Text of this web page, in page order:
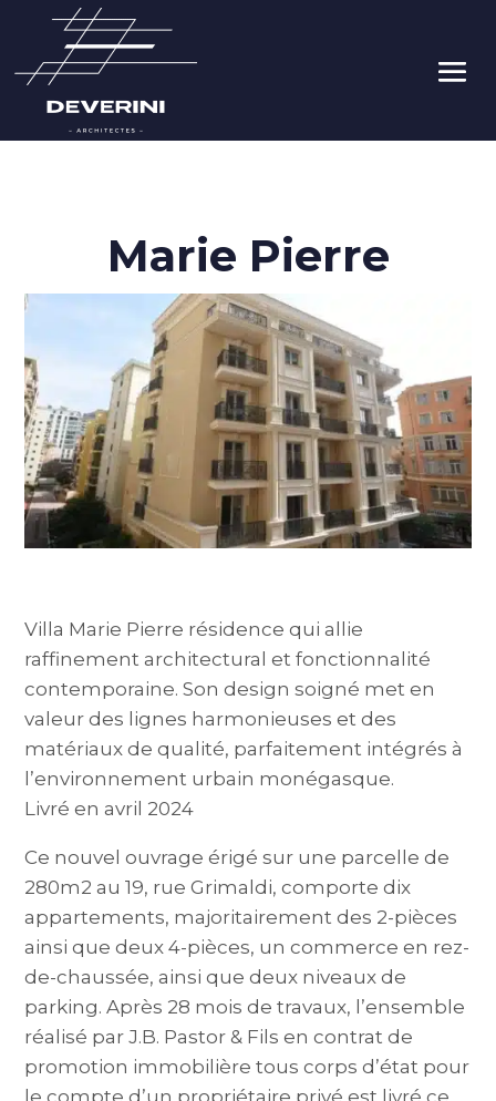
Marie Pierre
Villa Marie Pierre résidence qui allie
raffinement architectural et fonctionnalité
contemporaine. Son design soigné met en
valeur des lignes harmonieuses et des
matériaux de qualité, parfaitement intégrés à
l’environnement urbain monégasque.
Livré en avril 2024
Ce nouvel ouvrage érigé sur une parcelle de
280m2 au 19, rue Grimaldi, comporte dix
appartements, majoritairement des 2-pièces
ainsi que deux 4-pièces, un commerce en rez-
de-chaussée, ainsi que deux niveaux de
parking. Après 28 mois de travaux, l’ensemble
réalisé par J.B. Pastor & Fils en contrat de
promotion immobilière tous corps d’état pour